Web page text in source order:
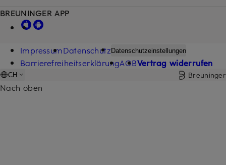
BREUNINGER APP
ImpressumDatenschutzDatenschutzeinstellungen
BarrierefreiheitserklärungAGBVertrag widerrufen
CH Breuninger
Nach oben